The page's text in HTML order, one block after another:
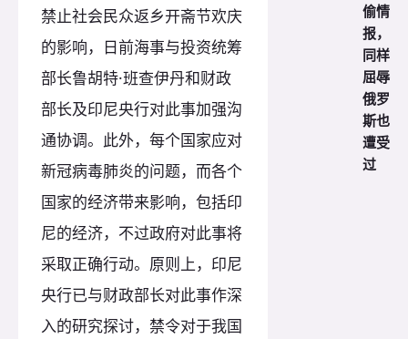
禁止社会民众返乡开斋节欢庆
的影响，日前海事与投资统筹
部长鲁胡特·班查伊丹和财政
部长及印尼央行对此事加强沟
通协调。此外，每个国家应对
新冠病毒肺炎的问题，而各个
国家的经济带来影响，包括印
尼的经济，不过政府对此事将
采取正确行动。原则上，印尼
央行已与财政部长对此事作深
入的研究探讨，禁令对于我国
偷情
报，
同样
屈辱
俄罗
斯也
遭受
过